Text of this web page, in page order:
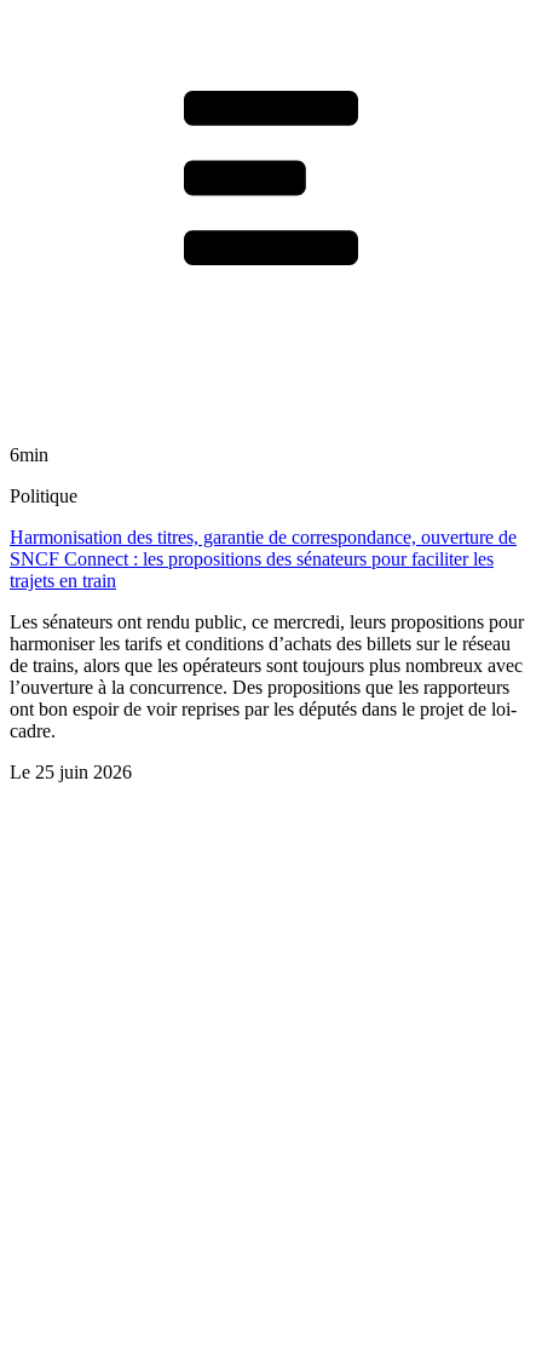
6min
Politique
Harmonisation des titres, garantie de correspondance, ouverture de
SNCF Connect : les propositions des sénateurs pour faciliter les
trajets en train
Les sénateurs ont rendu public, ce mercredi, leurs propositions pour
harmoniser les tarifs et conditions d’achats des billets sur le réseau
de trains, alors que les opérateurs sont toujours plus nombreux avec
l’ouverture à la concurrence. Des propositions que les rapporteurs
ont bon espoir de voir reprises par les députés dans le projet de loi-
cadre.
Le 25 juin 2026